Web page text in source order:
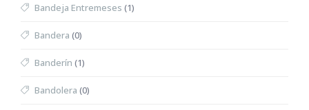
Bandeja Entremeses (1)
Bandera (0)
Banderín (1)
Bandolera (0)